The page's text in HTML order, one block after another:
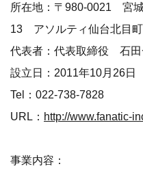
所在地：〒980-0021 宮
13 アソルティ仙台北目
代表者：代表取締役 石田
設立日：2011年10月26日
Tel：022-738-7828
URL： http://www.fanatic-
事業内容：